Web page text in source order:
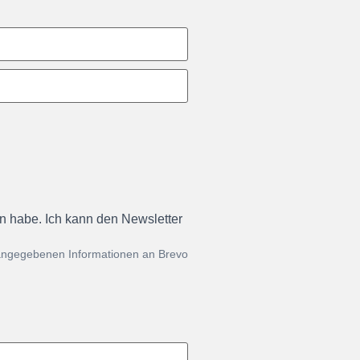
habe. Ich kann den Newsletter
Informationen an Brevo